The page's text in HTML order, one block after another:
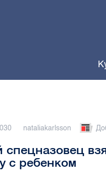
nataliakarlsson
с ребенком